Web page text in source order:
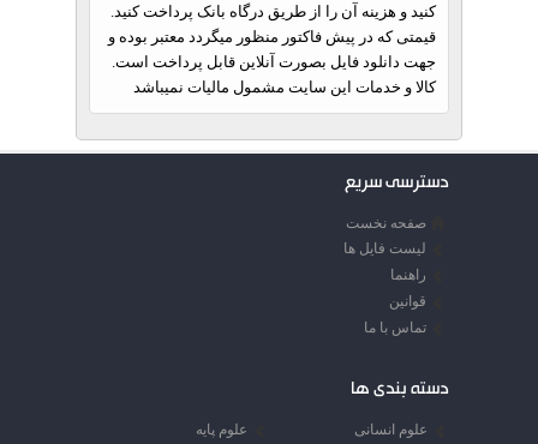
کنید و هزینه آن را از طریق درگاه بانک پرداخت کنید.
قیمتی که در پیش فاکتور منظور میگردد معتبر بوده و
جهت دانلود فایل بصورت آنلاین قابل پرداخت است.
کالا و خدمات این سایت مشمول مالیات نمیباشد
دسترسی سریع
صفحه نخست
لیست فایل ها
راهنما
قوانین
تماس با ما
دسته بندی ها
علوم انسانی
علوم پایه